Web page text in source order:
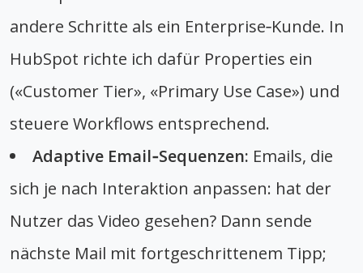
andere Schritte als ein Enterprise‑Kunde. In
HubSpot richte ich dafür Properties ein
(«Customer Tier», «Primary Use Case») und
steuere Workflows entsprechend.
Adaptive Email‑Sequenzen: Emails, die
sich je nach Interaktion anpassen: hat der
Nutzer das Video gesehen? Dann sende
nächste Mail mit fortgeschrittenem Tipp;